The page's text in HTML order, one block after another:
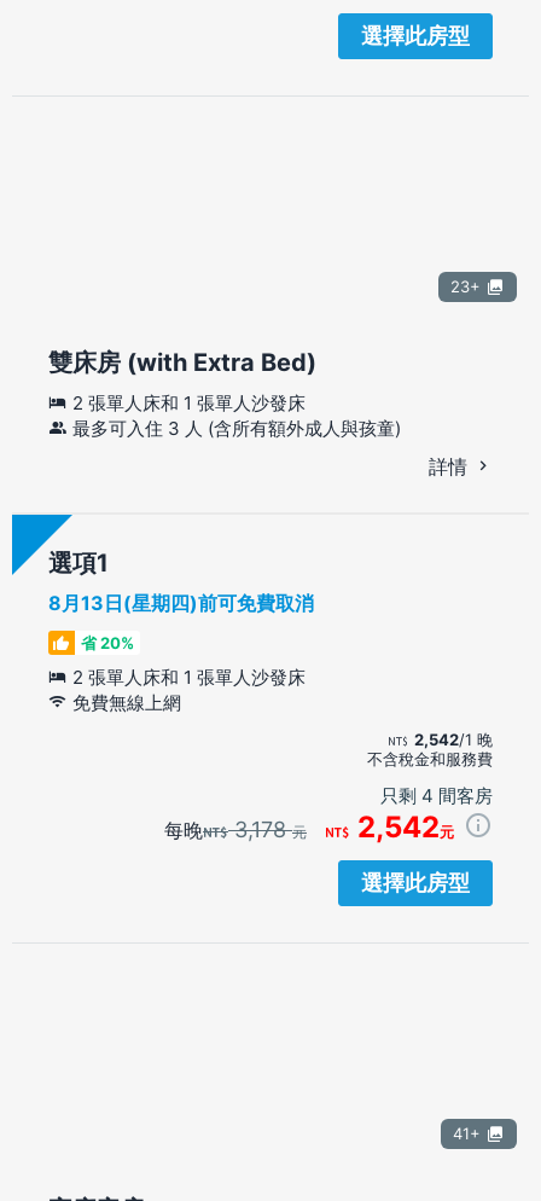
選擇此房型
23+
雙床房 (with Extra Bed)
2 張單人床和 1 張單人沙發床
最多可入住 3 人 (含所有額外成人與孩童)
詳情
選項
8月13日(星期四)前可免費取消
省 20%
2 張單人床和 1 張單人沙發床
免費無線上網
2,542/1 晚
不含稅金和服務費
只剩 4 間客房
每晚 3,178元 2,542元
選擇此房型
41+